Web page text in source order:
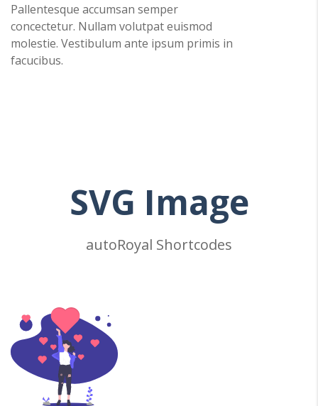
Pallentesque accumsan semper
concectetur. Nullam volutpat euismod
molestie. Vestibulum ante ipsum primis in
facucibus.
SVG Image
autoRoyal Shortcodes